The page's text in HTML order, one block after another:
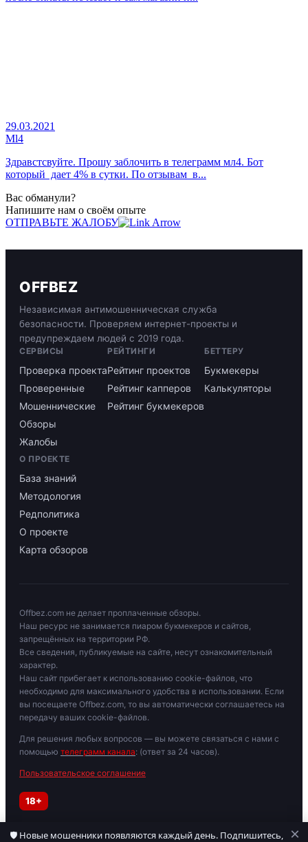
29.03.2021
Ml4
Здравстсвуйте. Прошу заблочить в телеграмм мл4. Бот
который дает 4% в сутки. По отзывам в...
Вас обманули?
Напишите нам о своём опыте
ОТПРАВЬТЕ ЖАЛОБУ
OFFBEZ
Независимая антимошенническая служба
безопасности. Проверяем интернет-проекты и
предупреждаем людей с 2019 года.
СЕРВИСЫ
Проверка проекта
Проверенные
Мошеннические
Обзоры
Жалобы
РЕЙТИНГИ
Рейтинг проектов
Рейтинг капперов
Рейтинг букмекеров
БЕТТЕРУ
Букмекеры
Калькуляторы
О ПРОЕКТЕ
База знаний
Методология
Редполитика
О проекте
Карта обзоров
Offbez.com не делает проплаченные обзоры.
Наш ресурс не занимается пиаром букмекеров и сайтов,
запрещённых на территории РФ.
Все сведения, публикуемые на сайте, несут ознакомительный
характер.
Наш сайт прибегает к использованию cookie-файлов, что
необходимо для максимального удобства в использовании. Если
вы посещаете Offbez.com, то вы автоматически соглашаетесь на
передачу ваших cookie-файлов.
Для решения любых вопросов — вы можете связаться с нами с
помощью телеграмм канала: (ответ за 24 часов).
Пользовательское соглашение
18+
Играйте осторожно. При признаках зависимости обратитесь к
🛡 Новые мошенники появляются каждый день. Подпишитесь,
×